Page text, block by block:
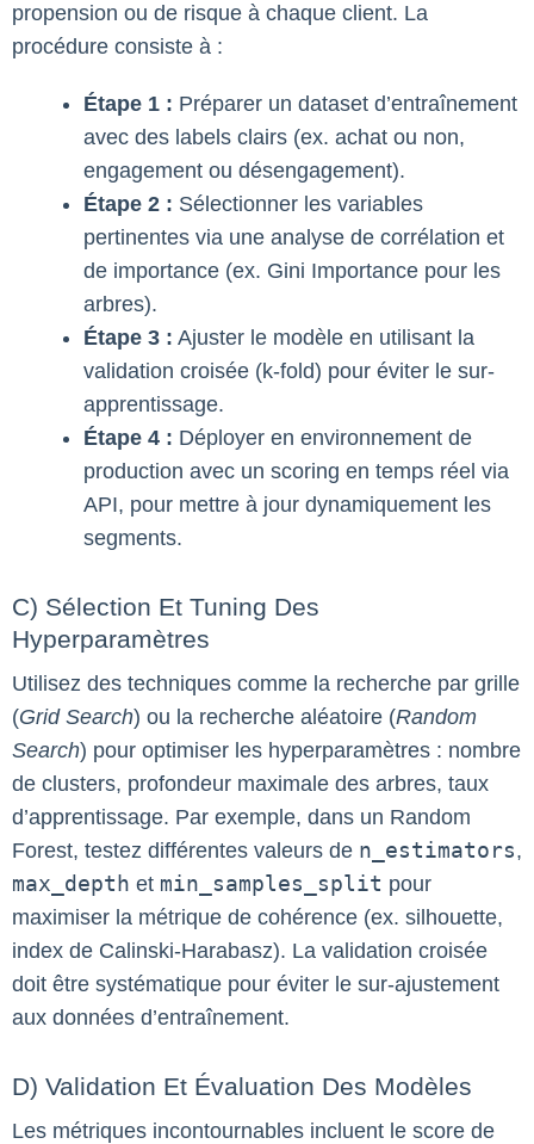
propension ou de risque à chaque client. La
procédure consiste à :
Étape 1 : Préparer un dataset d’entraînement
avec des labels clairs (ex. achat ou non,
engagement ou désengagement).
Étape 2 : Sélectionner les variables
pertinentes via une analyse de corrélation et
de importance (ex. Gini Importance pour les
arbres).
Étape 3 : Ajuster le modèle en utilisant la
validation croisée (k-fold) pour éviter le sur-
apprentissage.
Étape 4 : Déployer en environnement de
production avec un scoring en temps réel via
API, pour mettre à jour dynamiquement les
segments.
C) Sélection Et Tuning Des
Hyperparamètres
Utilisez des techniques comme la recherche par grille
(Grid Search) ou la recherche aléatoire (Random
Search) pour optimiser les hyperparamètres : nombre
de clusters, profondeur maximale des arbres, taux
d’apprentissage. Par exemple, dans un Random
Forest, testez différentes valeurs de n_estimators,
max_depth et min_samples_split pour
maximiser la métrique de cohérence (ex. silhouette,
index de Calinski-Harabasz). La validation croisée
doit être systématique pour éviter le sur-ajustement
aux données d’entraînement.
D) Validation Et Évaluation Des Modèles
Les métriques incontournables incluent le score de